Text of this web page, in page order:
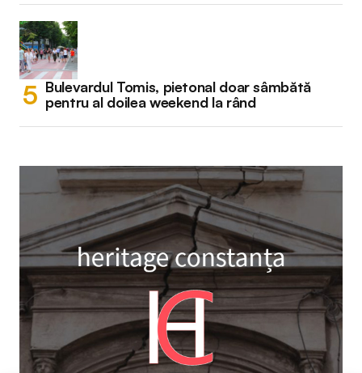
Bulevardul Tomis, pietonal doar sâmbătă
pentru al doilea weekend la rând